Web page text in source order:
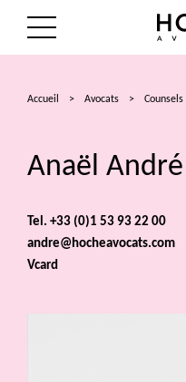
LES AVOCATS
TALENTS
Accueil > Avocats > Counsels
Anaël André
Tel. +33 (0)1 53 93 22 00
andre@hocheavocats.com
Vcard